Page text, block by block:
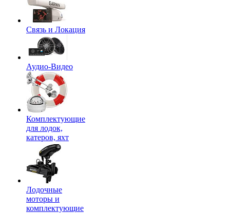
Связь и Локация
Аудио-Видео
Комплектующие
для лодок,
катеров, яхт
Лодочные
моторы и
комплектующие